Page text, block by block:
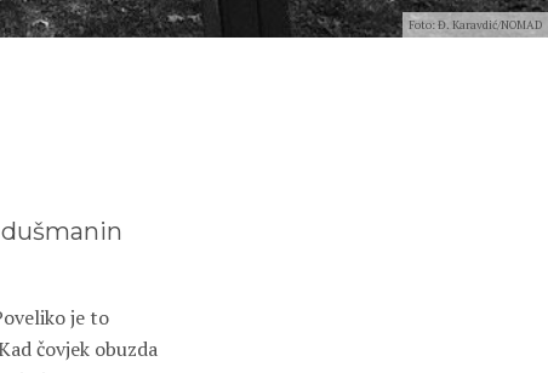
Foto: Đ. Karavdić/NOMAD
je to
čovjek obuzda